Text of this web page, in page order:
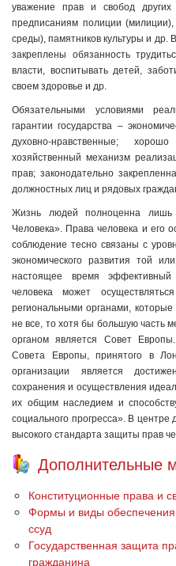
уважение прав и свобод других
предписаниям полиции
среды), памятников культуры и др.
закреплены обязанность
власти, воспитывать детей,
своем здоровье и др.
Обязательными условиями
гарантии государства –
духовно-нравственные;
хозяйственный механизм
прав; законодательно
должностных лиц и рядовых
Жизнь людей полноценна лишь
Человека». Права человека и его
соблюдение тесно связаны с
экономического развития той
настоящее время
человека может
региональными органами,
не все, то хотя бы большую часть
органом является Совет
Совета Европы, принятого в
организации является
сохранения и осуществления
их общим наследием и
социального прогресса». В
высокого стандарта защиты прав
Дополнительные
Конституционные права и
Формы и виды обеспечения
ссуд
Государственная защита
гражданина